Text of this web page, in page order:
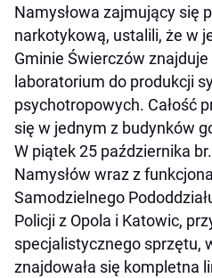
Namysłowa zajmujący się
narkotykową, ustalili, że w
Gminie Świerczów
laboratorium do produkcji
psychotropowych. Całość
się w jednym z budynków
W piątek 25 października
Namysłów wraz z
Samodzielnego
Policji z Opola i Katowic,
specjalistycznego sprzętu,
znajdowała się kompletna